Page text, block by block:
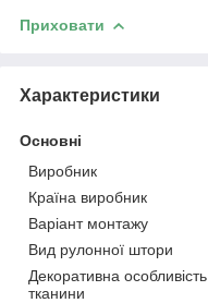
Приховати
Характеристики
Основні
Виробник
Країна виробник
Варіант монтажу
Вид рулонної штори
Декоративна особливість
тканини